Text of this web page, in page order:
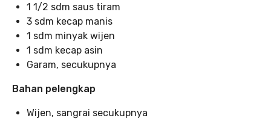
1 1/2 sdm saus tiram
3 sdm kecap manis
1 sdm minyak wijen
1 sdm kecap asin
Garam, secukupnya
Bahan pelengkap
Wijen, sangrai secukupnya